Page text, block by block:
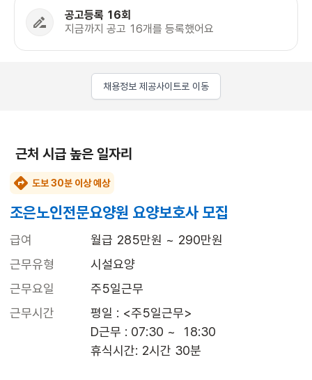
공고등록 16회
지금까지 공고 16개를 등록했어요
채용정보 제공사이트로 이동
근처 시급 높은 일자리
도보 30분 이상 예상
조은노인전문요양원 요양보호사 모집
급여
월급 285만원 ~ 290만원
근무유형
시설요양
근무요일
주5일근무
근무시간
평일 : <주5일근무>
D근무 : 07:30 ~  18:30
휴식시간: 2시간 30분